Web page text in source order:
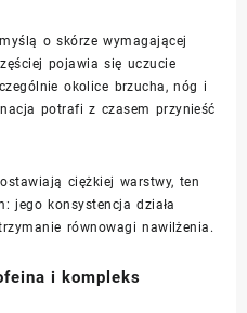
o skórze wymagającej
pojawia się uczucie
okolice brzucha, nóg i
potrafi z czasem przynieść
ciężkiej warstwy, ten
jego konsystencja działa
równowagi nawilżenia.
i kompleks